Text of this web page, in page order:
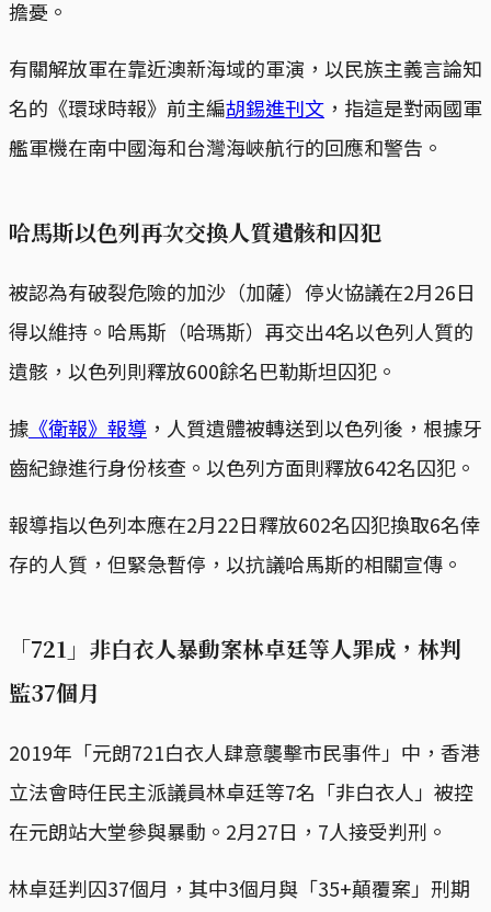
擔憂。
有關解放軍在靠近澳新海域的軍演，以民族主義言論知
名的《環球時報》前主編胡錫進刊文 ，指這是對兩國軍
艦軍機在南中國海和台灣海峽航行的回應和警告。
哈馬斯以色列再次交換人質遺骸和囚犯
被認為有破裂危險的加沙（加薩）停火協議在2月26日
得以維持。哈馬斯（哈瑪斯）再交出4名以色列人質的
遺骸，以色列則釋放600餘名巴勒斯坦囚犯。
據 《衛報》報導 ，人質遺體被轉送到以色列後，根據牙
齒紀錄進行身份核查。以色列方面則釋放642名囚犯。
報導指以色列本應在2月22日釋放602名囚犯換取6名倖
存的人質，但緊急暫停，以抗議哈馬斯的相關宣傳。
「721」非白衣人暴動案林卓廷等人罪成，林判
監37個月
2019年「元朗721白衣人肆意襲擊市民事件」中，香港
立法會時任民主派議員林卓廷等7名「非白衣人」被控
在元朗站大堂參與暴動。2月27日，7人接受判刑。
林卓廷判囚37個月，其中3個月與「35+顛覆案」刑期